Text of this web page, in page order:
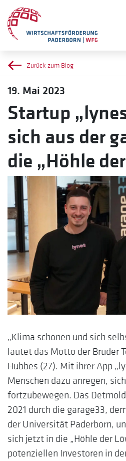
Zurück zum Blog
19. Mai 2023
Startup
sich aus der
die „Höhle
„Klima schonen und sich
lautet das Motto der Brüder
Hubbes (27). Mit ihrer App
Menschen dazu anregen,
fortzubewegen. Das
2021 durch die garage33,
der Universität Paderborn,
sich jetzt in die „Höhle der
potenziellen Investoren in